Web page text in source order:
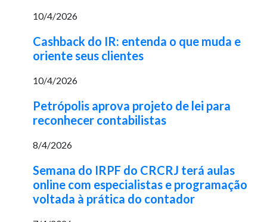
10/4/2026
Cashback do IR: entenda o que muda e
oriente seus clientes
10/4/2026
Petrópolis aprova projeto de lei para
reconhecer contabilistas
8/4/2026
Semana do IRPF do CRCRJ terá aulas
online com especialistas e programação
voltada à prática do contador